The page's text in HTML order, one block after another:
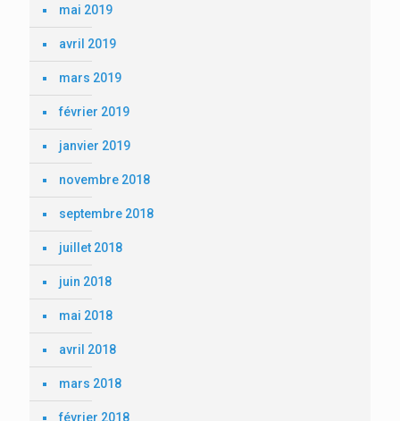
mai 2019
avril 2019
mars 2019
février 2019
janvier 2019
novembre 2018
septembre 2018
juillet 2018
juin 2018
mai 2018
avril 2018
mars 2018
février 2018